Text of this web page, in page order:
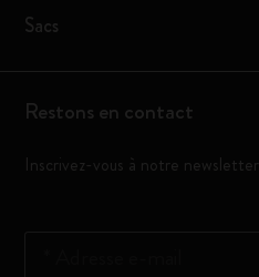
Sacs
Restons en contact
Inscrivez-vous à notre newsletter